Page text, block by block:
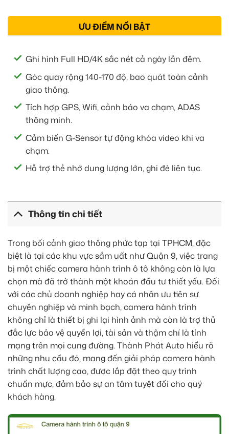
ƯU ĐIỂM NỔI BẬT
Ghi hình Full HD/4K sắc nét cả ngày lẫn đêm.
Góc quay rộng 140-170 độ, bao quát toàn cảnh
giao thông.
Tích hợp GPS, Wifi, cảnh báo va chạm, ADAS
thông minh.
Cảm biến G-Sensor tự động khóa video khi va
chạm.
Hỗ trợ thẻ nhớ dung lượng lớn, ghi đè liên tục.
Thông tin chi tiết
Trong bối cảnh giao thông phức tạp tại TPHCM, đặc
biệt là tại các khu vực sầm uất như Quận 9, việc trang
bị một chiếc camera hành trình ô tô không còn là lựa
chọn mà đã trở thành một khoản đầu tư thiết yếu. Đối
với các chủ doanh nghiệp hay cá nhân ưu tiên sự
chuyên nghiệp và minh bạch, camera hành trình
không chỉ là thiết bị ghi lại hình ảnh mà còn là trợ thủ
đắc lực bảo vệ quyền lợi, tài sản và thậm chí là tính
mạng trên mọi cung đường. Thành Phát Auto hiểu rõ
những nhu cầu đó, mang đến giải pháp camera hành
trình chất lượng cao, được lắp đặt theo quy trình
chuẩn mực, đảm bảo sự an tâm tuyệt đối cho quý
khách hàng.